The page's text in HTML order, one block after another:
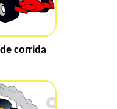
corrida